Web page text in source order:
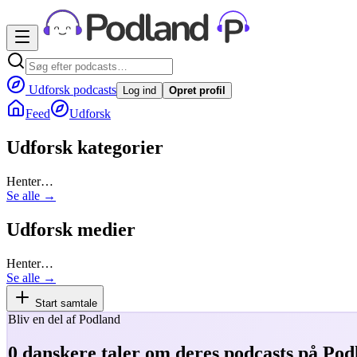
Udforsk podcasts Log ind Opret profil
Feed Udforsk
Udforsk kategorier
Henter…
Se alle →
Udforsk medier
Henter…
Se alle →
Start samtale
Bliv en del af Podland